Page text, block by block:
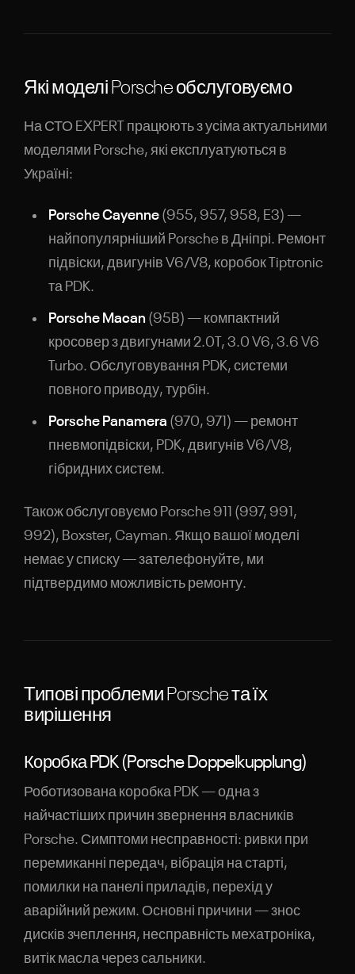
Які моделі Porsche обслуговуємо
На СТО EXPERT працюють з усіма актуальними
моделями Porsche, які експлуатуються в
Україні:
Porsche Cayenne (955, 957, 958, E3) —
найпопулярніший Porsche в Дніпрі. Ремонт
підвіски, двигунів V6/V8, коробок Tiptronic
та PDK.
Porsche Macan (95B) — компактний
кросовер з двигунами 2.0T, 3.0 V6, 3.6 V6
Turbo. Обслуговування PDK, системи
повного приводу, турбін.
Porsche Panamera (970, 971) — ремонт
пневмопідвіски, PDK, двигунів V6/V8,
гібридних систем.
Також обслуговуємо Porsche 911 (997, 991,
992), Boxster, Cayman. Якщо вашої моделі
немає у списку — зателефонуйте, ми
підтвердимо можливість ремонту.
Типові проблеми Porsche та їх
вирішення
Коробка PDK (Porsche Doppelkupplung)
Роботизована коробка PDK — одна з
найчастіших причин звернення власників
Porsche. Симптоми несправності: ривки при
перемиканні передач, вібрація на старті,
помилки на панелі приладів, перехід у
аварійний режим. Основні причини — знос
дисків зчеплення, несправність мехатроніка,
витік масла через сальники.